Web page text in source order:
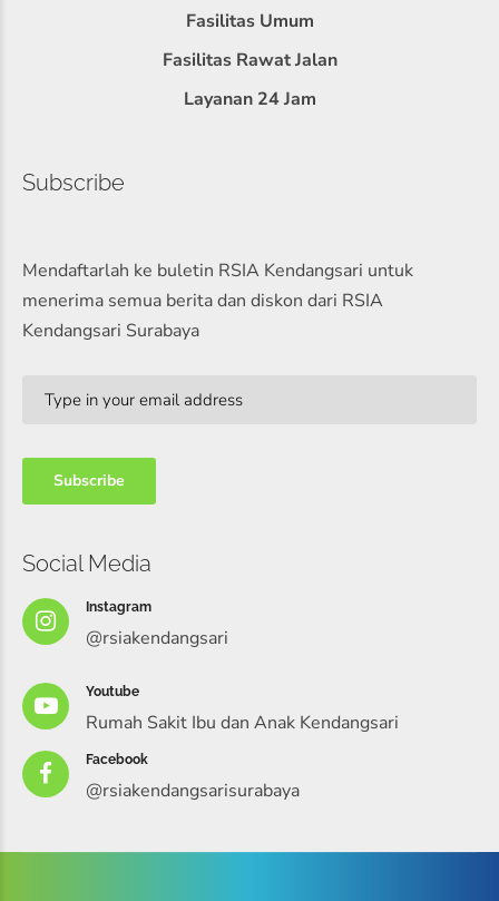
Fasilitas Umum
Fasilitas Rawat Jalan
Layanan 24 Jam
Subscribe
Mendaftarlah ke buletin RSIA Kendangsari untuk
menerima semua berita dan diskon dari RSIA
Kendangsari Surabaya
Social Media
Instagram
@rsiakendangsari
Youtube
Rumah Sakit Ibu dan Anak Kendangsari
Facebook
@rsiakendangsarisurabaya